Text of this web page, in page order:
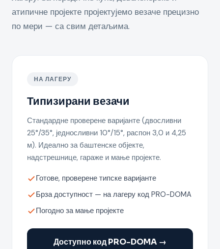
атипичне пројекте пројектујемо везаче прецизно
по мери — са свим детаљима.
НА ЛАГЕРУ
Типизирани везачи
Стандардне проверене варијанте (двосливни
25°/35°, једносливни 10°/15°, распон 3,0 и 4,25
м). Идеално за баштенске објекте,
надстрешнице, гараже и мање пројекте.
Готове, проверене типске варијанте
Брза доступност — на лагеру код PRO-DOMA
Погодно за мање пројекте
Доступно код PRO-DOMA →